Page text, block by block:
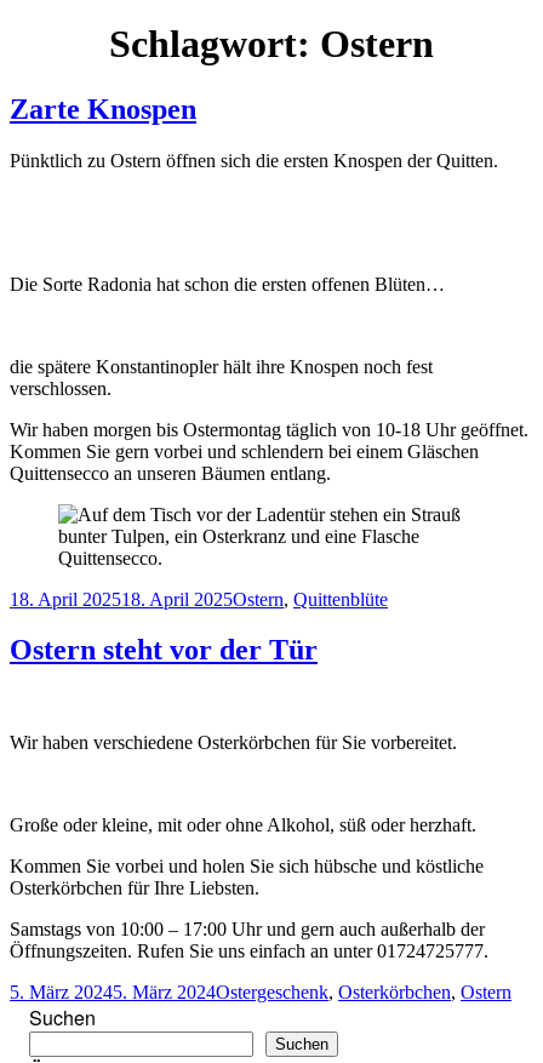
Schlagwort: Ostern
Zarte Knospen
Pünktlich zu Ostern öffnen sich die ersten Knospen der Quitten.
Die Sorte Radonia hat schon die ersten offenen Blüten…
die spätere Konstantinopler hält ihre Knospen noch fest
verschlossen.
Wir haben morgen bis Ostermontag täglich von 10-18 Uhr geöffnet.
Kommen Sie gern vorbei und schlendern bei einem Gläschen
Quittensecco an unseren Bäumen entlang.
Veröffentlicht
18. April 202518. April 2025Schlagwörter
Ostern, Quittenblüte
Ostern steht vor der Tür
Wir haben verschiedene Osterkörbchen für Sie vorbereitet.
Große oder kleine, mit oder ohne Alkohol, süß oder herzhaft.
Kommen Sie vorbei und holen Sie sich hübsche und köstliche
Osterkörbchen für Ihre Liebsten.
Samstags von 10:00 – 17:00 Uhr und gern auch außerhalb der
Öffnungszeiten. Rufen Sie uns einfach an unter 01724725777.
Veröffentlicht
am
5. März 20245. März 2024Schlagwörter
Ostergeschenk, Osterkörbchen, Ostern
Suchen
Suchen